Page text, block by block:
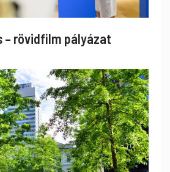
– rövidfilm pályázat